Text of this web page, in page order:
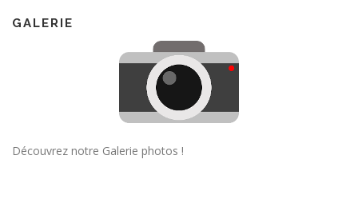
GALERIE
Découvrez notre Galerie photos !